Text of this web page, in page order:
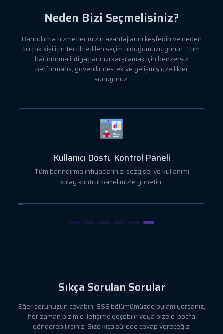
Neden Bizi Seçmelisiniz?
Barındırma hizmetlerimizin avantajlarını keşfedin ve neden
birçok kişi için tercih edilen seçim olduğumuzu görün. Tüm
barındırma ihtiyaçlarınızı karşılamak için benzersiz
performans, güvenilir destek ve gelişmiş özellikler
sunuyoruz.
Kullanıcı Dostu Kontrol Paneli
Tüm barındırma ihtiyaçlarınızı sezgisel ve kullanımı
kolay kontrol panelimizle yönetin.
Sıkça Sorulan Sorular
Eğer sorunuzun cevabını SSS bölümümüzde bulamıyorsanız,
her zaman bizimle iletişime geçebilir veya bize e-posta
gönderebilirsiniz. Size kısa sürede cevap vereceğiz!